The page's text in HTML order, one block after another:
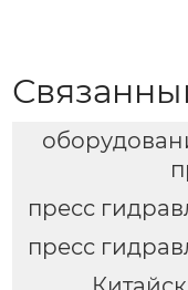
пресс
пресс